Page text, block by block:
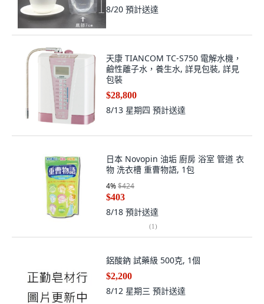
8/20 預計送達
天康 TIANCOM TC-S750 電解水機，
鹼性離子水，養生水, 詳見包裝, 詳見
包裝
$28,800
8/13 星期四 預計送達
日本 Novopin 油垢 廚房 浴室 管道 衣
物 洗衣槽 重曹物語, 1包
4%$424
$403
8/18 預計送達
(1)
鋁酸鈉 試藥級 500克, 1個
$2,200
8/12 星期三 預計送達